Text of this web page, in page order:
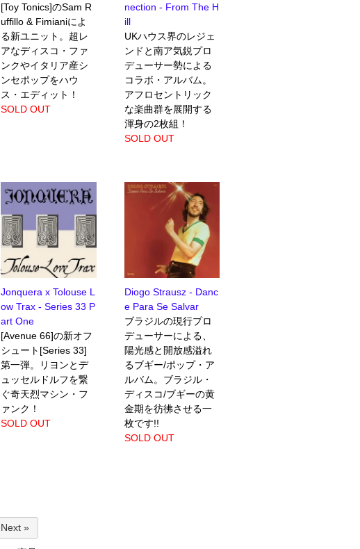
[Toy Tonics]のSam R
uffillo & Fimianiによ
る新ユニット。超レ
アなディスコ・ファ
ンクやイタリア産シ
ンセポップをハウ
ス・エディット！
SOLD OUT
nection - From The H
ill
UKハウス界のレジェ
ンドと南ア気鋭プロ
デューサー勢による
コラボ・アルバム。
アフロセントリック
な楽曲群を展開する
渾身の2枚組！
SOLD OUT
Jonquera x Tolouse L
ow Trax - Series 33 P
art One
[Avenue 66]の新オフ
シュート[Series 33]
第一弾。リヨンとデ
ュッセルドルフを繋
ぐ奇天烈マシン・フ
ァンク！
SOLD OUT
Diogo Strausz - Danc
e Para Se Salvar
ブラジルの現行プロ
デューサーによる、
陽光感と開放感溢れ
るブギー/ポップ・ア
ルバム。ブラジル・
ディスコ/ブギーの黄
金期を彷彿させる一
枚です!!
SOLD OUT
Next »